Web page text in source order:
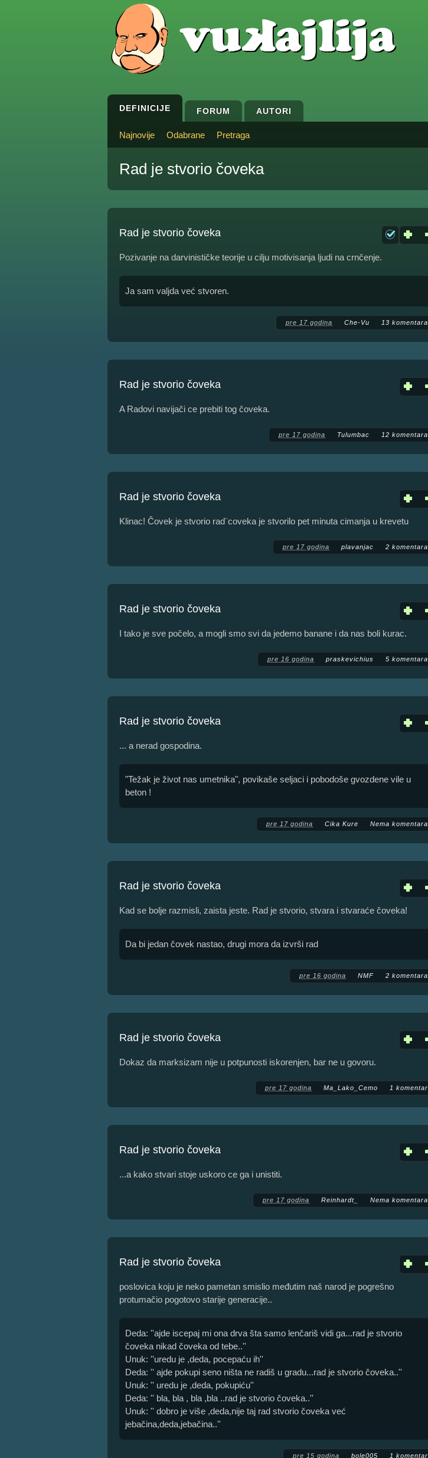
DEFINICIJE FORUM AUTORI
Najnovije Odabrane Pretraga
Rad je stvorio čoveka
Rad je stvorio čoveka
Pozivanje na darvinističke teorije u cilju motivisanja ljudi na crnčenje.
Ja sam valjda već stvoren.
pre 17 godina Che-Vu 13 komentara
Rad je stvorio čoveka
A Radovi navijači ce prebiti tog čoveka.
pre 17 godina Tulumbac 12 komentara
Rad je stvorio čoveka
Klinac! Čovek je stvorio rad¨coveka je stvorilo pet minuta cimanja u krevetu
pre 17 godina plavanjac 2 komentara
Rad je stvorio čoveka
I tako je sve počelo, a mogli smo svi da jedemo banane i da nas boli kurac.
pre 16 godina praskevichius 5 komentara
Rad je stvorio čoveka
... a nerad gospodina.
"Težak je život nas umetnika", povikaše seljaci i pobodoše gvozdene vile u
beton !
pre 17 godina Cika Kure Nema komentara
Rad je stvorio čoveka
Kad se bolje razmisli, zaista jeste. Rad je stvorio, stvara i stvaraće čoveka!
Da bi jedan čovek nastao, drugi mora da izvrši rad
pre 16 godina NMF 2 komentara
Rad je stvorio čoveka
Dokaz da marksizam nije u potpunosti iskorenjen, bar ne u govoru.
pre 17 godina Ma_Lako_Cemo 1 komentar
Rad je stvorio čoveka
...a kako stvari stoje uskoro ce ga i unistiti.
pre 17 godina Reinhardt_ Nema komentara
Rad je stvorio čoveka
poslovica koju je neko pametan smislio međutim naš narod je pogrešno
protumačio pogotovo starije generacije..
Deda: ''ajde iscepaj mi ona drva šta samo lenčariš vidi ga...rad je stvorio
čoveka nikad čoveka od tebe..''
Unuk: ''uredu je ,deda, pocepaću ih''
Deda: '' ajde pokupi seno ništa ne radiš u gradu...rad je stvorio čoveka..''
Unuk: '' uredu je ,deda, pokupiću''
Deda: '' bla, bla , bla ,bla ..rad je stvorio čoveka..''
Unuk: '' dobro je više ,deda,nije taj rad stvorio čoveka već
jebačina,deda,jebačina..''
pre 15 godina bole005 1 komentar